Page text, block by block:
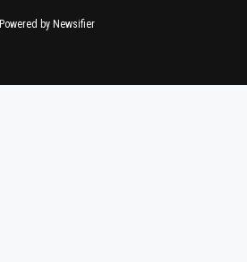
Powered by Newsifier